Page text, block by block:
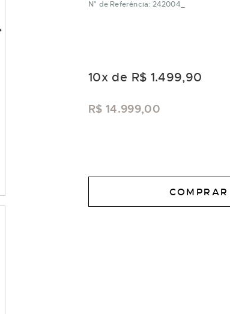
R$ 14.999,00
10x de R$ 1.499,90
N° de Referência: 242004_
COMPRAR